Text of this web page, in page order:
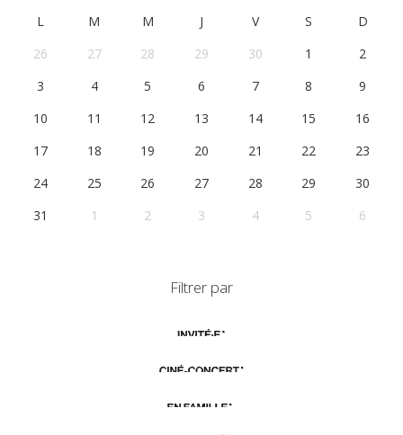
L M M J V S
D
26
27 28 29 30 1
2
3
4 5 6 7 8
9
10
11 12 13 14 15
16
17
18 19 20 21 22
23
24
25 26 27 28 29
30
31
1 2 3 4 5 6
Filtrer par